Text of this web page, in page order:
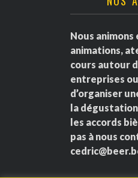
Nous
animations,
cours autour
entreprises
d’organiser
la dégustation
les accords
pas à nous